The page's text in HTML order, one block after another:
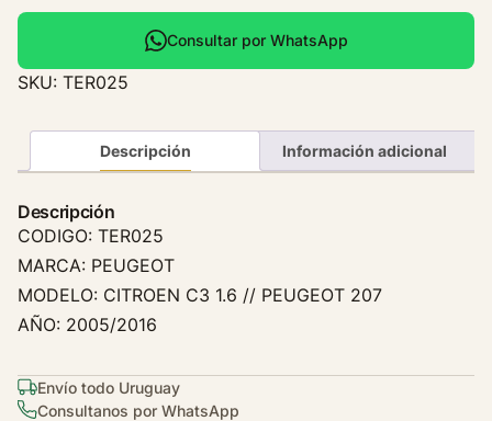
p
T
e
o
t
a
t
o
P
u
g
Consultar por WhatsApp
SKU: TER025
Descripción Información adicional
Descripción
CODIGO: TER025
MARCA: PEUGEOT
MODELO: CITROEN C3 1.6 // PEUGEOT 207
AÑO: 2005/2016
Envío todo Uruguay
Consultanos por WhatsApp